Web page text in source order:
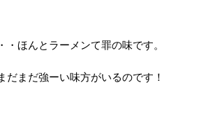
ほんとラーメンて罪の味です。
だまだ強ーい味方がいるのです！